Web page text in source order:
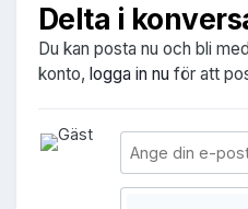
Delta i
Du kan posta nu och bli
konto, logga in nu för att